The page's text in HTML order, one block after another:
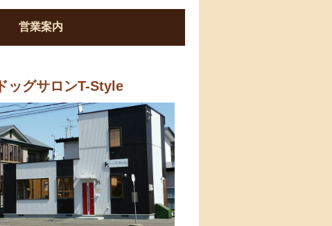
営業案内
ドッグサロンT-Style